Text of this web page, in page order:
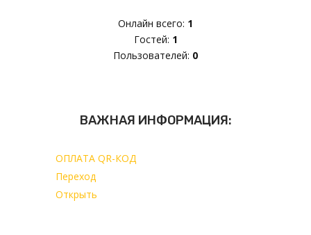
Онлайн всего: 1
Гостей: 1
Пользователей: 0
ВАЖНАЯ ИНФОРМАЦИЯ:
ОПЛАТА QR-КОД
Переход
Открыть